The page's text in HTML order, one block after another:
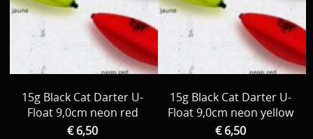
15g Black Cat Darter U-
Float 9,0cm neon red
€ 6,50
15g Black Cat Darter U-
Float 9,0cm neon yellow
€ 6,50